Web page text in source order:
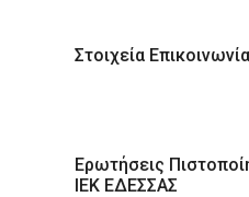
Στοιχεία
Ερωτήσεις
ΙΕΚ ΕΔΕΣΣΑΣ